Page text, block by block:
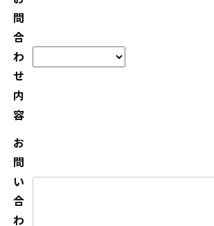
問
合
わ
せ
内
容
お
問
い
合
わ